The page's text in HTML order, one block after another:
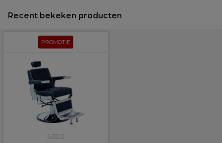
Recent bekeken producten
PROMOTIE
S-PRO